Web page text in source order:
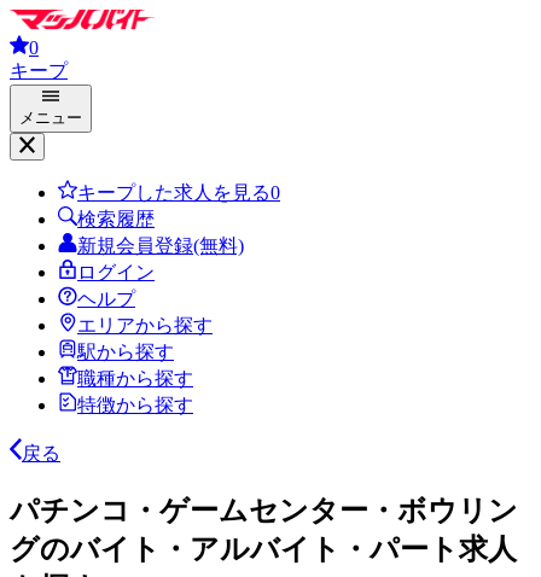
0
キープ
メニュー
キープした求人を見る0
検索履歴
新規会員登録(無料)
ログイン
ヘルプ
エリアから探す
駅から探す
職種から探す
特徴から探す
戻る
パチンコ・ゲームセンター・ボウリン
グのバイト・アルバイト・パート求人